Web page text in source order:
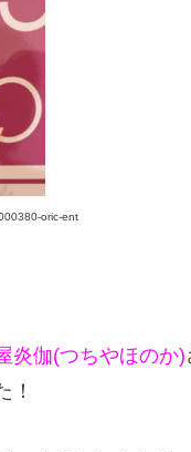
oric-ent
炎伽(つちやほのか)
！